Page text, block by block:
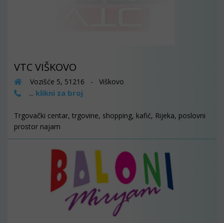
VTC VIŠKOVO
Vozišće 5, 51216 - Viškovo
... klikni za broj
Trgovački centar, trgovine, shopping, kafić, Rijeka, poslovni
prostor najam